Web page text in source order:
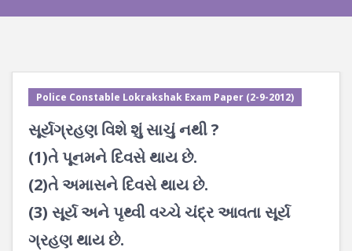
Police Constable Lokrakshak Exam Paper (2-9-2012)
સૂર્યગ્રહણ વિશે શું સાચું નથી ?
(1)તે પૂનમને દિવસે થાય છે.
(2)તે અમાસને દિવસે થાય છે.
(3) સૂર્ય અને પૃથ્વી વચ્ચે ચંદ્ર આવતા સૂર્ય
ગ્રહણ થાય છે.